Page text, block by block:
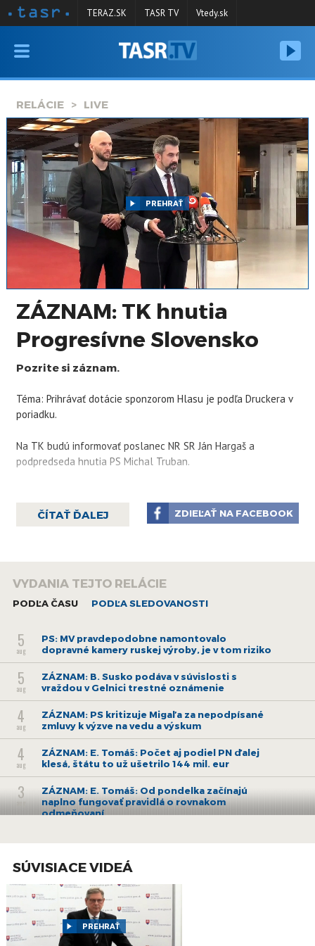
VYSIELANIE
SPRAVODAJSTVO
KONTAKT
ARCHÍV
TERAZ.SK TASR TV Vtedy.sk
RELÁCIE LIVE
PREHRAŤ
ZÁZNAM: TK hnutia
Progresívne Slovensko
Pozrite si záznam.
Téma: Prihrávať dotácie sponzorom Hlasu je podľa Druckera v
poriadku.
Na TK budú informovať poslanec NR SR Ján Hargaš a
podpredseda hnutia PS Michal Truban.
ČÍTAŤ ĎALEJ ZDIEĽAŤ NA FACEBOOK
VYDANIA TEJTO RELÁCIE
PODĽA ČASU PODĽA SLEDOVANOSTI
5
aug
PS: MV pravdepodobne namontovalo
dopravné kamery ruskej výroby, je v tom riziko
5
aug
ZÁZNAM: B. Susko podáva v súvislosti s
vraždou v Gelnici trestné oznámenie
4
aug
ZÁZNAM: PS kritizuje Migaľa za nepodpísané
zmluvy k výzve na vedu a výskum
4
aug
ZÁZNAM: E. Tomáš: Počet aj podiel PN ďalej
klesá, štátu to už ušetrilo 144 mil. eur
3
aug
ZÁZNAM: E. Tomáš: Od pondelka začínajú
naplno fungovať pravidlá o rovnakom
odmeňovaní
30
30
memorandum o edukácii o zlatom žltnutí
viniča
28
júl
ZÁZNAM: ZMOS urobí s MV i políciou
preventívnu kampaň o riziku finančných
SÚVISIACE VIDEÁ
PREHRAŤ